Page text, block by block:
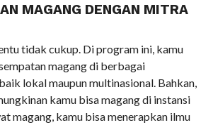
MAGANG DENGAN MITRA
tidak cukup. Di program ini, kamu
magang di berbagai
lokal maupun multinasional. Bahkan,
kamu bisa magang di instansi
magang, kamu bisa menerapkan ilmu